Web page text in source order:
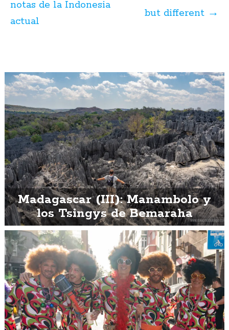
notas de la Indonesia
actual
but different →
Madagascar (III): Manambolo y
los Tsingys de Bemaraha